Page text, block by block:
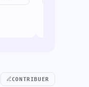
CONTRIBUER